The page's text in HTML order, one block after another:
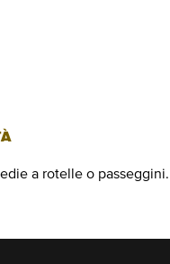
a rotelle o passeggini.